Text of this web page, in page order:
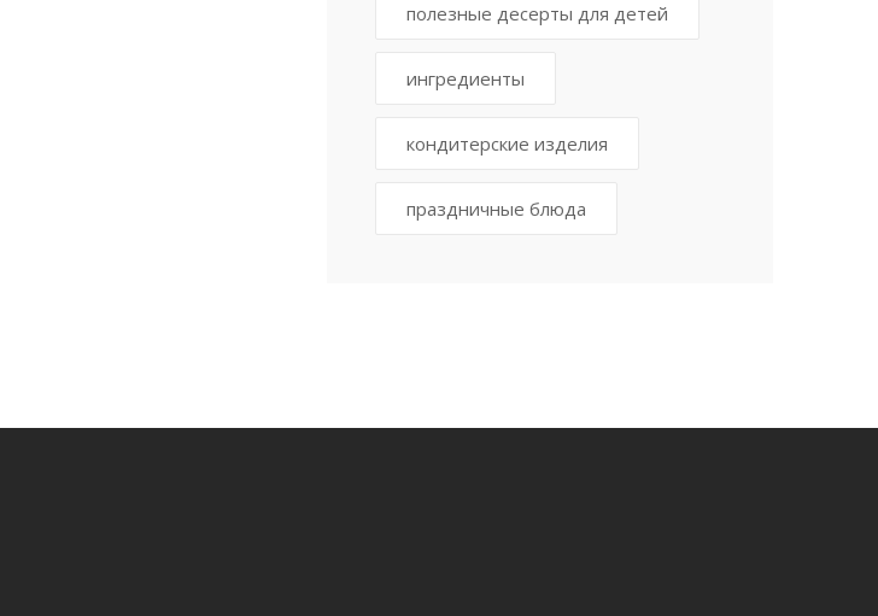
полезные десерты для детей
ингредиенты
кондитерские изделия
праздничные блюда